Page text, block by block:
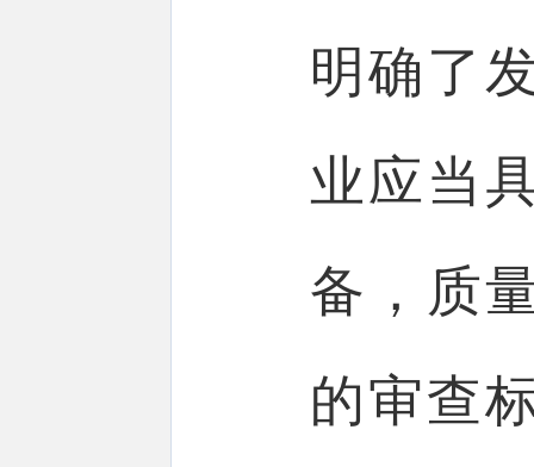
明确了
业应当
备，质
的审查